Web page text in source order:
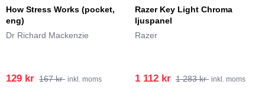
How Stress Works (pocket,
eng)
Dr Richard Mackenzie
129 kr 167 kr inkl. moms
Razer Key Light Chroma
ljuspanel
Razer
1 112 kr 1 283 kr inkl. moms